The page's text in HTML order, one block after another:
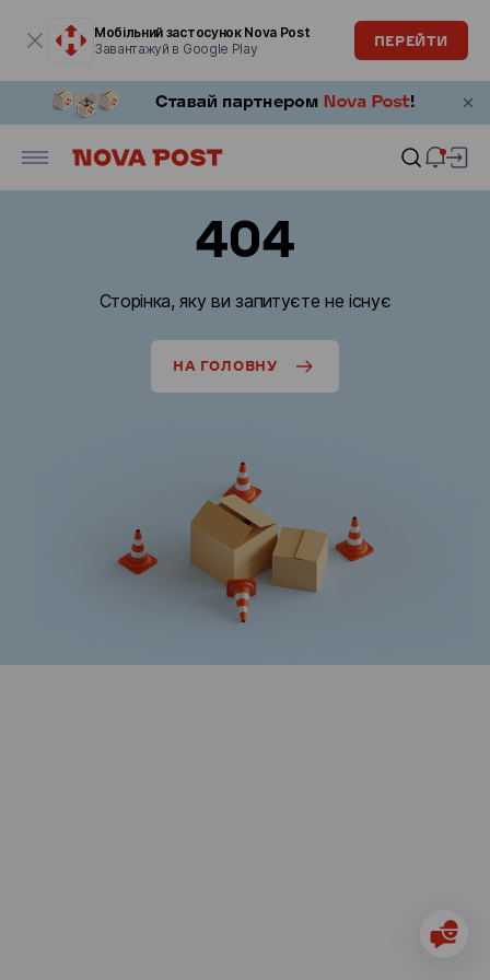
Мобільний застосунок Nova Post
Завантажуй в Google Play
ПЕРЕЙТИ
404
Сторінка, яку ви запитуєте не існує
НА ГОЛОВНУ